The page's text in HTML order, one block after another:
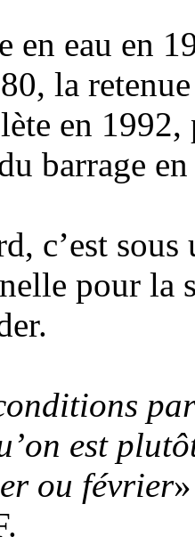
en eau en
la
en
barrage
c’est
pour la
est
ou février